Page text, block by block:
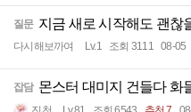
질문 지금 새로 시작해도 괜찮
다시해보까여 Lv.1 조회 3111 08-05
잡담 몬스터 대미지 건들다 화